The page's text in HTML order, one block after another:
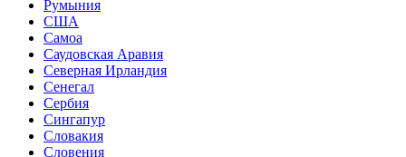
Румыния
США
Самоа
Саудовская Аравия
Северная Ирландия
Сенегал
Сербия
Сингапур
Словакия
Словения